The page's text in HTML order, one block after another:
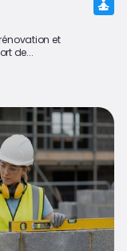
et
de...